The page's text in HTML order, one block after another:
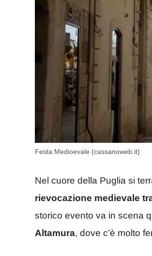
Festa Medioevale (cassanoweb.it)
Nel cuore della Puglia si
rievocazione medievale
storico evento va in scena
Altamura, dove c’è molto